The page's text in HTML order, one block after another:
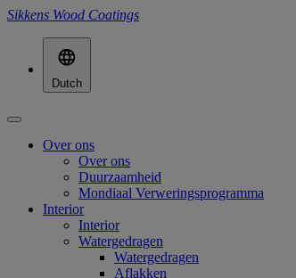
Sikkens Wood Coatings
Dutch
Over ons
Over ons
Duurzaamheid
Mondiaal Verweringsprogramma
Interior
Interior
Watergedragen
Watergedragen
Aflakken